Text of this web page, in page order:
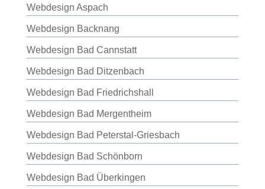
Webdesign Aspach
Webdesign Backnang
Webdesign Bad Cannstatt
Webdesign Bad Ditzenbach
Webdesign Bad Friedrichshall
Webdesign Bad Mergentheim
Webdesign Bad Peterstal-Griesbach
Webdesign Bad Schönborn
Webdesign Bad Überkingen